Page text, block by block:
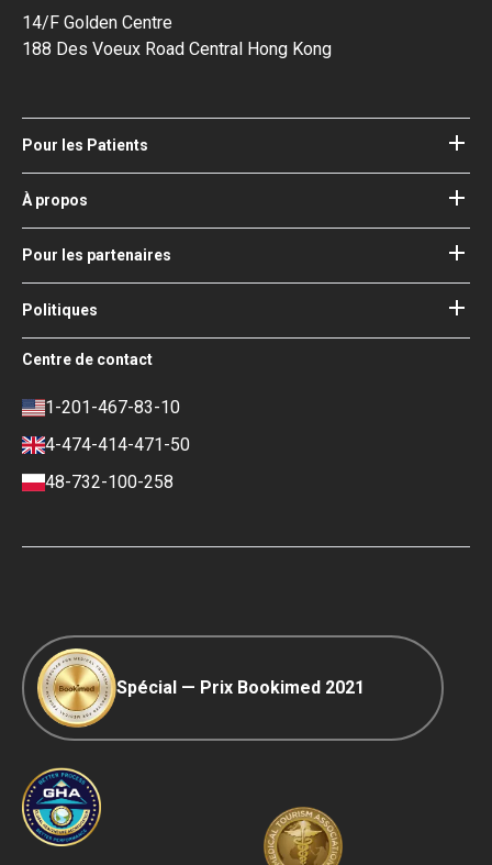
14/F Golden Centre
188 Des Voeux Road Central Hong Kong
Pour les Patients
Hôpitaux
Médecins
Blog
Guides
Vos garanties
À propos
À propos de Bookimed
Comment ça fonctionne
Nos Médecins
Conseil médical de consultation
Bookimed
Impact Social & Médias
Carrière
Pour les partenaires
Ajouter votre hôpital
Se connecter (partenaires)
Politiques
Conditions Générales d'Utilisation
Politique de Confidentialité
Politique d'Avis
Conditions de paiement et de
dépôt
Centre de contact
1-201-467-83-10
4-474-414-471-50
48-732-100-258
Spécial — Prix Bookimed 2021